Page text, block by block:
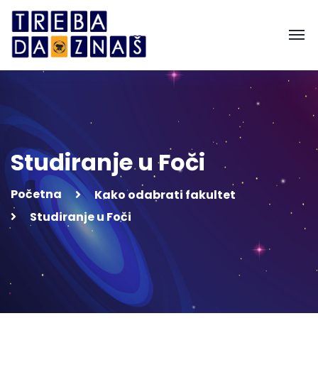
Studiranje u Foči
Početna
Kako odabrati fakultet
Studiranje u Foči